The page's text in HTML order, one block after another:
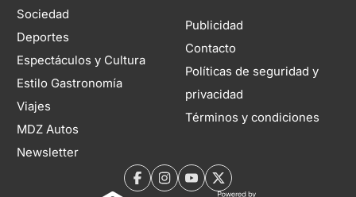
Sociedad
Deportes
Espectáculos y Cultura
Estilo Gastronomía
Viajes
MDZ Autos
Newsletter
Publicidad
Contacto
Políticas de seguridad y
privacidad
Términos y condiciones